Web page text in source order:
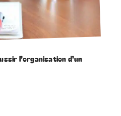
l’organisation d’un